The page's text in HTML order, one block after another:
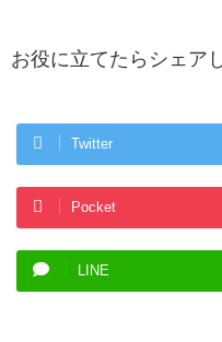
お役に立てたらシェア
Twitter
Pocket
LINE